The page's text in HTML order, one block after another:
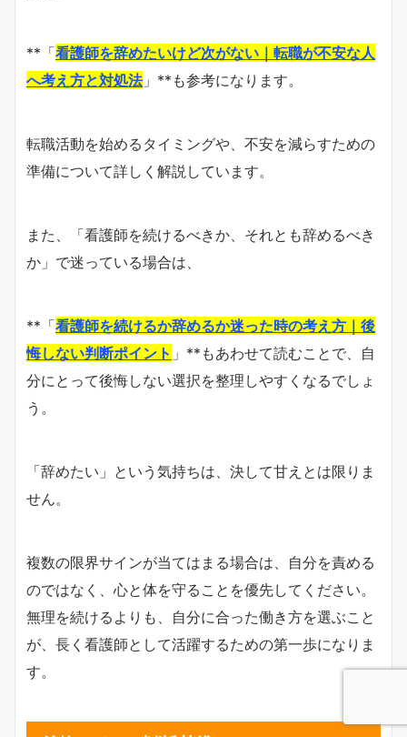
**「看護師を辞めたいけど次がない｜転職が不安な人
へ考え方と対処法」**も参考になります。
転職活動を始めるタイミングや、不安を減らすための
準備について詳しく解説しています。
また、「看護師を続けるべきか、それとも辞めるべき
か」で迷っている場合は、
**「看護師を続けるか辞めるか迷った時の考え方｜後
悔しない判断ポイント 」**もあわせて読むことで、自
分にとって後悔しない選択を整理しやすくなるでしょ
う。
「辞めたい」という気持ちは、決して甘えとは限りま
せん。
複数の限界サインが当てはまる場合は、自分を責める
のではなく、心と体を守ることを優先してください。
無理を続けるよりも、自分に合った働き方を選ぶこと
が、長く看護師として活躍するための第一歩になりま
す。